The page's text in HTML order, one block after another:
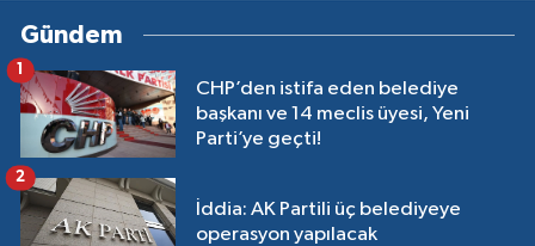
Gündem
CHP’den istifa eden belediye
başkanı ve 14 meclis üyesi, Yeni
Parti’ye geçti!
1
İddia: AK Partili üç belediyeye
operasyon yapılacak
2